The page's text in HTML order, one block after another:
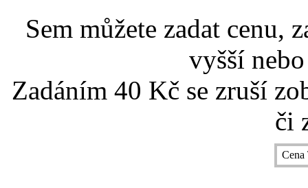
Sem můžete zadat cenu,
vyšší
Zadáním 40 Kč se zruší
či